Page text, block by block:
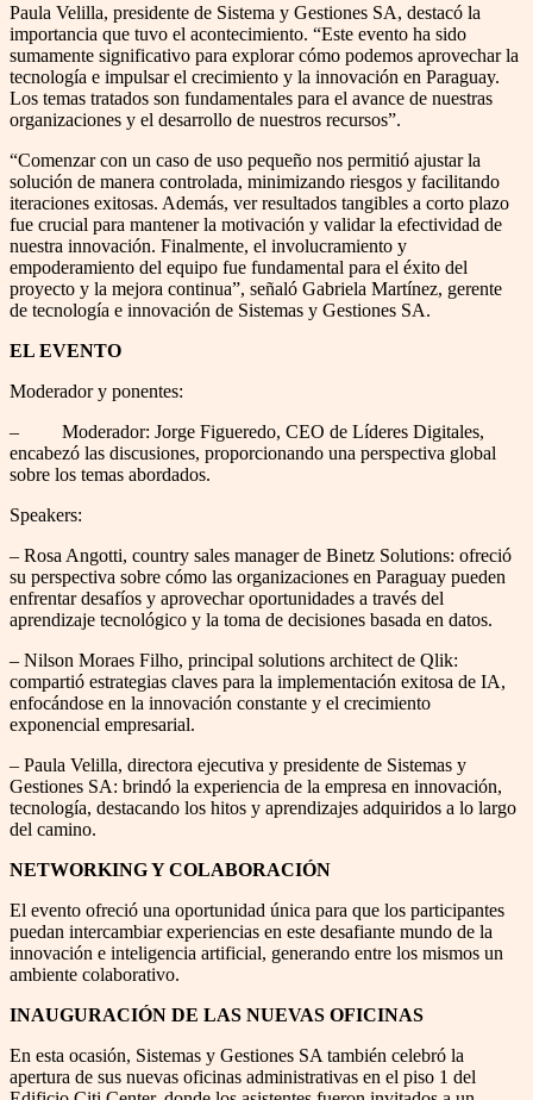
Paula Velilla, presidente de Sistema y Gestiones SA, destacó la
importancia que tuvo el acontecimiento. “Este evento ha sido
sumamente significativo para explorar cómo podemos aprovechar la
tecnología e impulsar el crecimiento y la innovación en Paraguay.
Los temas tratados son fundamentales para el avance de nuestras
organizaciones y el desarrollo de nuestros recursos”.
“Comenzar con un caso de uso pequeño nos permitió ajustar la
solución de manera controlada, minimizando riesgos y facilitando
iteraciones exitosas. Además, ver resultados tangibles a corto plazo
fue crucial para mantener la motivación y validar la efectividad de
nuestra innovación. Finalmente, el involucramiento y
empoderamiento del equipo fue fundamental para el éxito del
proyecto y la mejora continua”, señaló Gabriela Martínez, gerente
de tecnología e innovación de Sistemas y Gestiones SA.
EL EVENTO
Moderador y ponentes:
– Moderador: Jorge Figueredo, CEO de Líderes Digitales,
encabezó las discusiones, proporcionando una perspectiva global
sobre los temas abordados.
Speakers:
– Rosa Angotti, country sales manager de Binetz Solutions: ofreció
su perspectiva sobre cómo las organizaciones en Paraguay pueden
enfrentar desafíos y aprovechar oportunidades a través del
aprendizaje tecnológico y la toma de decisiones basada en datos.
– Nilson Moraes Filho, principal solutions architect de Qlik:
compartió estrategias claves para la implementación exitosa de IA,
enfocándose en la innovación constante y el crecimiento
exponencial empresarial.
– Paula Velilla, directora ejecutiva y presidente de Sistemas y
Gestiones SA: brindó la experiencia de la empresa en innovación,
tecnología, destacando los hitos y aprendizajes adquiridos a lo largo
del camino.
NETWORKING Y COLABORACIÓN
El evento ofreció una oportunidad única para que los participantes
puedan intercambiar experiencias en este desafiante mundo de la
innovación e inteligencia artificial, generando entre los mismos un
ambiente colaborativo.
INAUGURACIÓN DE LAS NUEVAS OFICINAS
En esta ocasión, Sistemas y Gestiones SA también celebró la
apertura de sus nuevas oficinas administrativas en el piso 1 del